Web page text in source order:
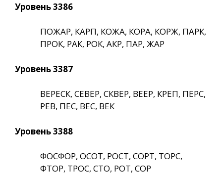
Уровень 3386
ПОЖАР, КАРП, КОЖА, КОРА, КОРЖ, ПАРК,
ПРОК, РАК, РОК, АКР, ПАР, ЖАР
Уровень 3387
ВЕРЕСК, СЕВЕР, СКВЕР, ВЕЕР, КРЕП, ПЕРС,
РЕВ, ПЕС, ВЕС, ВЕК
Уровень 3388
ФОСФОР, ОСОТ, РОСТ, СОРТ, ТОРС,
ФТОР, ТРОС, СТО, РОТ, СОР